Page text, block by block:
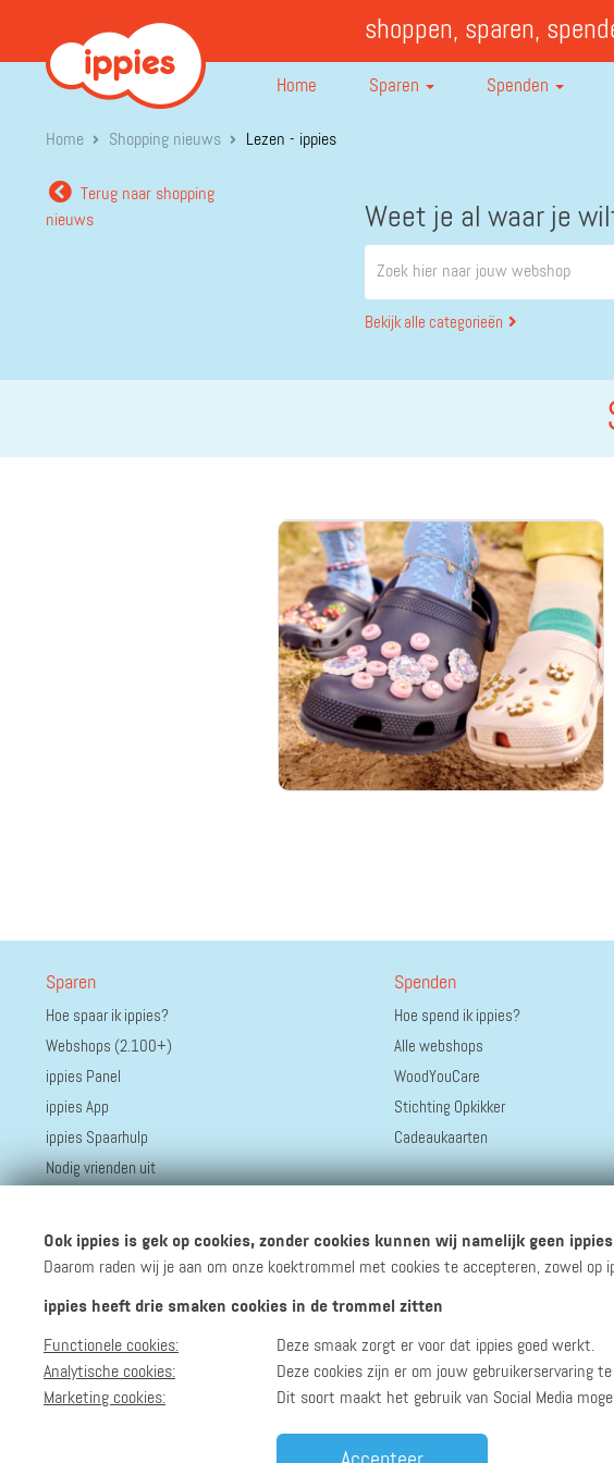
shoppen, sparen,
Home Sparen Spenden
Home Shopping nieuws Lezen - ippies
Terug naar shopping
nieuws
Weet je al waar je
Bekijk alle categorieën
Sparen
Hoe spaar ik ippies?
Webshops (2.100+)
ippies Panel
ippies App
ippies Spaarhulp
Nodig vrienden uit
Spenden
Hoe spend ik ippies?
Alle webshops
WoodYouCare
Stichting Opkikker
Cadeaukaarten
Volg ippies Blijf op de hoogte van het groeiende aantal winkels, winacties en
Ook ippies is gek op cookies, zonder cookies kunnen wij namelijk geen
Daarom raden wij je aan om onze koektrommel met cookies te accepteren, zowel op
ippies heeft drie smaken cookies in de trommel zitten
Functionele cookies:
Deze smaak zorgt er voor dat ippies goed werkt.
Analytische cookies:
Deze cookies zijn er om jouw gebruikerservaring
Marketing cookies:
Dit soort maakt het gebruik van Social Media